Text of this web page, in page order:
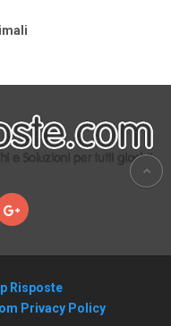
Risposte
Privacy Policy